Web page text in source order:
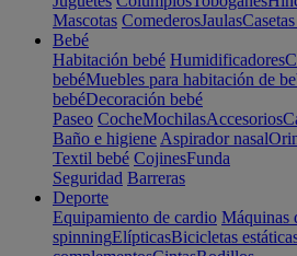
Mascotas ComederosJaulas
Bebé
Habitación bebé Humidificadores
bebéMuebles para habitación de
bebéDecoración bebé
Paseo CocheMochilasAccesorios
Baño e higiene Aspirador nasal
Textil bebé CojinesFunda
Seguridad Barreras
Deporte
Equipamiento de cardio Máquinas
spinningElípticasBicicletas